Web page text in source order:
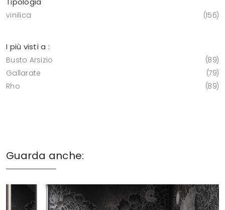
vinilica 156
I più visti a :
Busto Arsizio
89
Gallarate
79
Rho
89
Guarda anche: